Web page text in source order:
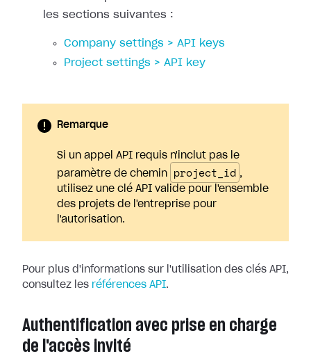
les sections suivantes :
Company settings > API keys
Project settings > API key
Remarque
Si un appel API requis n'inclut pas le
paramètre de chemin
project_id ,
utilisez une clé API valide pour l'ensemble
des projets de l'entreprise pour
l'autorisation.
Pour plus d'informations sur l'utilisation des clés API,
consultez les références API.
Authentification avec prise en charge
de l'accès invité